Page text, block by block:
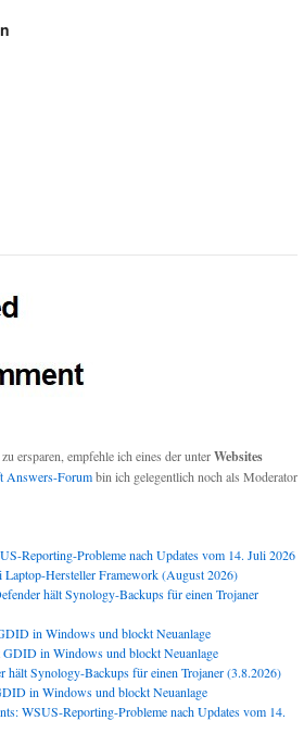
ersparen, empfehle ich eines der unterWebsites
Answers-Forumbin ich gelegentlich noch als Moderator
Reporting-Probleme nach Updates vom 14. Juli 2026
Laptop-Hersteller Framework (August 2026)
hält Synology-Backups für einen Trojaner
in Windows und blockt Neuanlage
in Windows und blockt Neuanlage
hält Synology-Backups für einen Trojaner (3.8.2026)
in Windows und blockt Neuanlage
WSUS-Reporting-Probleme nach Updates vom 14.